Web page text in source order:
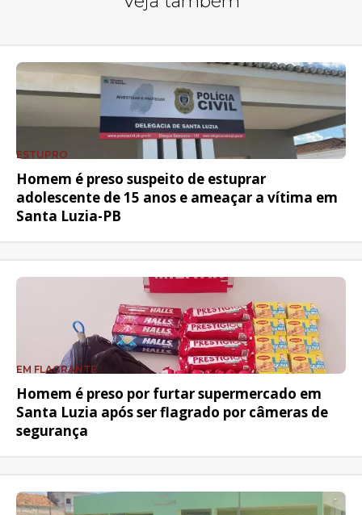
ESTUPRO
Homem é preso suspeito de estuprar
adolescente de 15 anos e ameaçar a vítima em
Santa Luzia-PB
EM FLAGRANTE
Homem é preso por furtar supermercado em
Santa Luzia após ser flagrado por câmeras de
segurança